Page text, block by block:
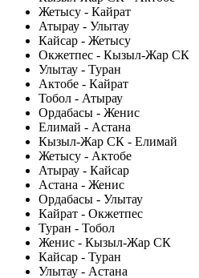
Жетысу - Кайрат
Атырау - Улытау
Кайсар - Жетысу
Окжетпес - Кызыл-Жар СК
Улытау - Туран
Актобе - Кайрат
Тобол - Атырау
Ордабасы - Женис
Елимай - Астана
Кызыл-Жар СК - Елимай
Жетысу - Актобе
Атырау - Кайсар
Астана - Женис
Ордабасы - Улытау
Кайрат - Окжетпес
Туран - Тобол
Женис - Кызыл-Жар СК
Кайсар - Туран
Улытау - Астана